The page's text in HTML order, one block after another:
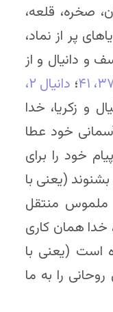
صخره، قلعه،
پر از نماد،
و دانیال و از
، ۴۱ ؛ دانیال ۲ ،
و زکریا، خدا
خود عطا
خود را برای
(یعنی با
ملموس منتقل
خدا همان کاری
است (یعنی با
را به ما